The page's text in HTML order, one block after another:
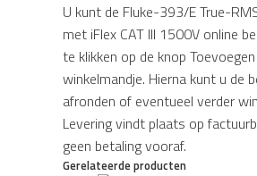
U kunt de Fluke-393/E True-
met iFlex CAT III 1500V online
te klikken op de knop
winkelmandje. Hierna kunt u de
afronden of eventueel verder
Levering vindt plaats op
geen betaling vooraf.
Gerelateerde producten